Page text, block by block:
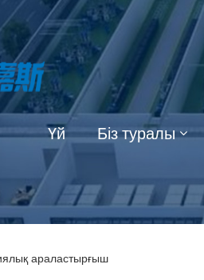
Үй Біз туралы
араластырғыш